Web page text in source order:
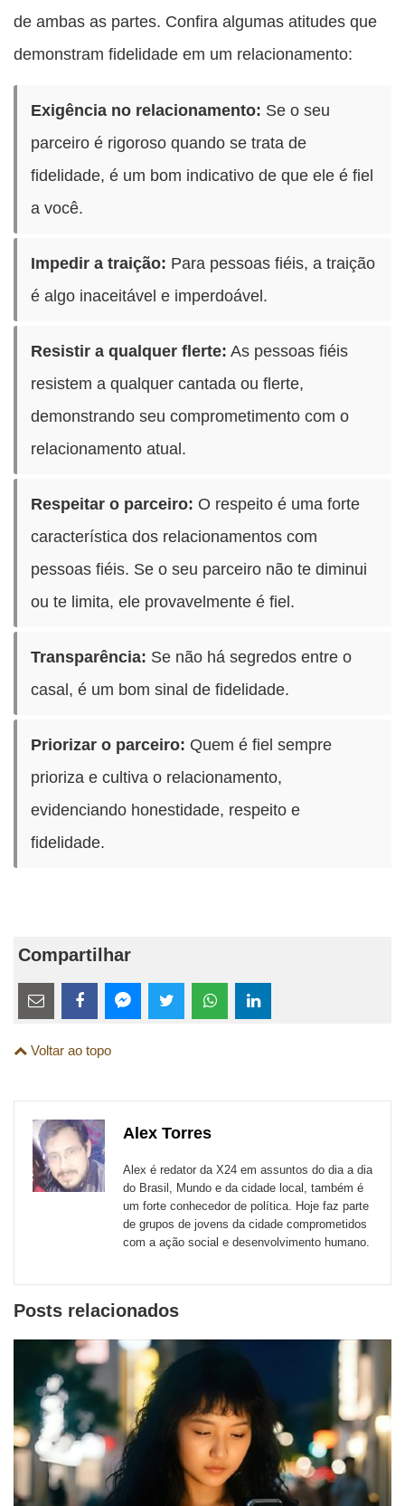
de ambas as partes. Confira algumas atitudes que
demonstram fidelidade em um relacionamento:
Exigência no relacionamento: Se o seu
parceiro é rigoroso quando se trata de
fidelidade, é um bom indicativo de que ele é fiel
a você.
Impedir a traição: Para pessoas fiéis, a traição
é algo inaceitável e imperdoável.
Resistir a qualquer flerte: As pessoas fiéis
resistem a qualquer cantada ou flerte,
demonstrando seu comprometimento com o
relacionamento atual.
Respeitar o parceiro: O respeito é uma forte
característica dos relacionamentos com
pessoas fiéis. Se o seu parceiro não te diminui
ou te limita, ele provavelmente é fiel.
Transparência: Se não há segredos entre o
casal, é um bom sinal de fidelidade.
Priorizar o parceiro: Quem é fiel sempre
prioriza e cultiva o relacionamento,
evidenciando honestidade, respeito e
fidelidade.
Compartilhar
Estes
links
são
sites
externos
esta
Email
esta
FacebookMessenger
TwitterWhatsApp
Voltar ao topo
Alex Torres
Alex é redator da X24 em assuntos do dia a dia
do Brasil, Mundo e da cidade local, também é
um forte conhecedor de política. Hoje faz parte
de grupos de jovens da cidade comprometidos
com a ação social e desenvolvimento humano.
Posts relacionados